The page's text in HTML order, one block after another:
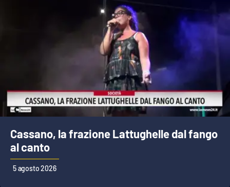
Cassano, la frazione Lattughelle dal fango
al canto
5 agosto 2026